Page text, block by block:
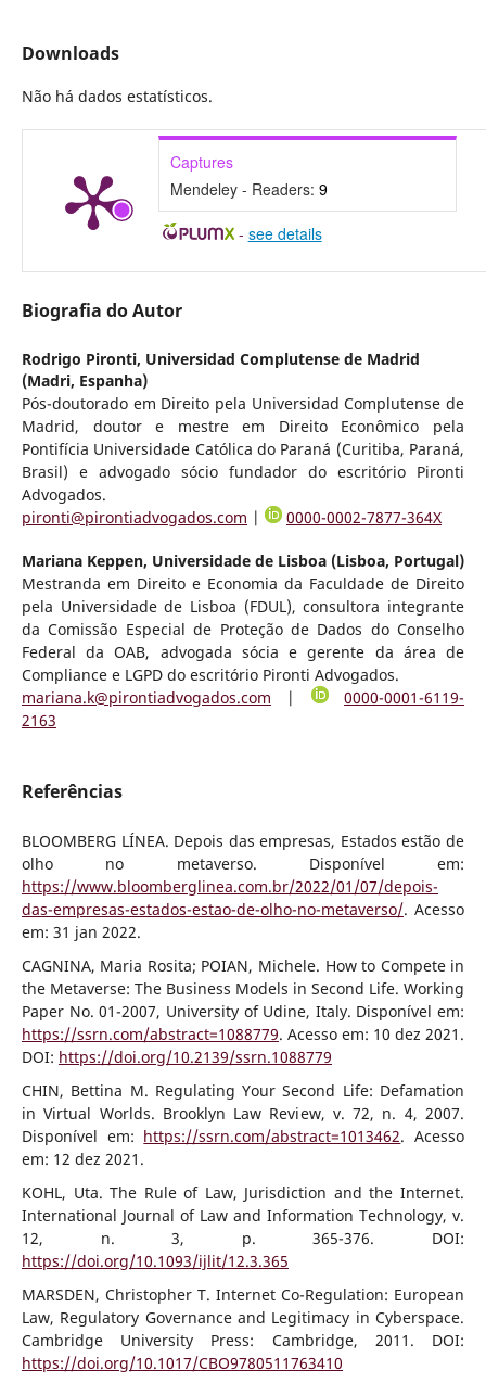
Downloads
Não há dados estatísticos.
Captures
Mendeley - Readers: 9
- see details
Biografia do Autor
Rodrigo Pironti, Universidad Complutense de Madrid
(Madri, Espanha)
Pós-doutorado em Direito pela Universidad Complutense de
Madrid, doutor e mestre em Direito Econômico pela
Pontifícia Universidade Católica do Paraná (Curitiba, Paraná,
Brasil) e advogado sócio fundador do escritório Pironti
Advogados.
pironti@pirontiadvogados.com | 0000-0002-7877-364X
Mariana Keppen, Universidade de Lisboa (Lisboa, Portugal)
Mestranda em Direito e Economia da Faculdade de Direito
pela Universidade de Lisboa (FDUL), consultora integrante
da Comissão Especial de Proteção de Dados do Conselho
Federal da OAB, advogada sócia e gerente da área de
Compliance e LGPD do escritório Pironti Advogados.
mariana.k@pirontiadvogados.com |
0000-0001-6119-
2163
Referências
BLOOMBERG LÍNEA. Depois das empresas, Estados estão de
olho no metaverso. Disponível em:
https://www.bloomberglinea.com.br/2022/01/07/depois-
das-empresas-estados-estao-de-olho-no-metaverso/. Acesso
em: 31 jan 2022.
CAGNINA, Maria Rosita; POIAN, Michele. How to Compete in
the Metaverse: The Business Models in Second Life. Working
Paper No. 01-2007, University of Udine, Italy. Disponível em:
https://ssrn.com/abstract=1088779. Acesso em: 10 dez 2021.
DOI: https://doi.org/10.2139/ssrn.1088779
CHIN, Bettina M. Regulating Your Second Life: Defamation
in Virtual Worlds. Brooklyn Law Review, v. 72, n. 4, 2007.
Disponível em: https://ssrn.com/abstract=1013462. Acesso
em: 12 dez 2021.
KOHL, Uta. The Rule of Law, Jurisdiction and the Internet.
International Journal of Law and Information Technology, v.
12, n. 3, p. 365-376. DOI:
https://doi.org/10.1093/ijlit/12.3.365
MARSDEN, Christopher T. Internet Co-Regulation: European
Law, Regulatory Governance and Legitimacy in Cyberspace.
Cambridge University Press: Cambridge, 2011. DOI:
https://doi.org/10.1017/CBO9780511763410